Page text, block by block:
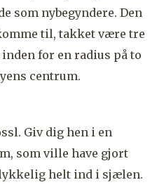
som nybegyndere. Den
til, takket være tre
for en radius på to
centrum.
Giv dig hen i en
som ville have gjort
helt ind i sjælen.